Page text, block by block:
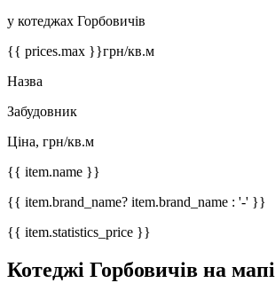
у котеджах Горбовичів
{{ prices.max }}грн/кв.м
Назва
Забудовник
Ціна, грн/кв.м
{{ item.name }}
{{ item.brand_name? item.brand_name : '-' }}
{{ item.statistics_price }}
Котеджі Горбовичів на мапі